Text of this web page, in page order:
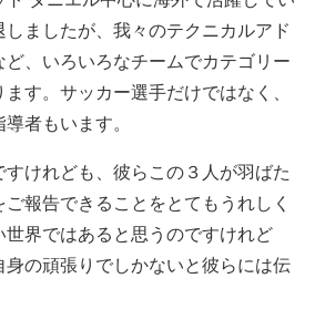
しましたが、我々のテクニカルアド
、いろいろなチームでカテゴリー
す。サッカー選手だけではなく、
者もいます。
けれども、彼らこの３人が羽ばた
報告できることをとてもうれしく
世界ではあると思うのですけれど
身の頑張りでしかないと彼らには伝